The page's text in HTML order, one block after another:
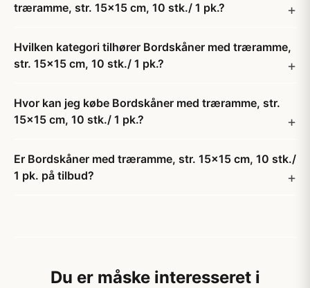
træramme, str. 15x15 cm, 10 stk./ 1 pk.?
Hvilken kategori tilhører Bordskåner med træramme,
str. 15x15 cm, 10 stk./ 1 pk.?
Hvor kan jeg købe Bordskåner med træramme, str.
15x15 cm, 10 stk./ 1 pk.?
Er Bordskåner med træramme, str. 15x15 cm, 10 stk./
1 pk. på tilbud?
Du er måske interesseret i